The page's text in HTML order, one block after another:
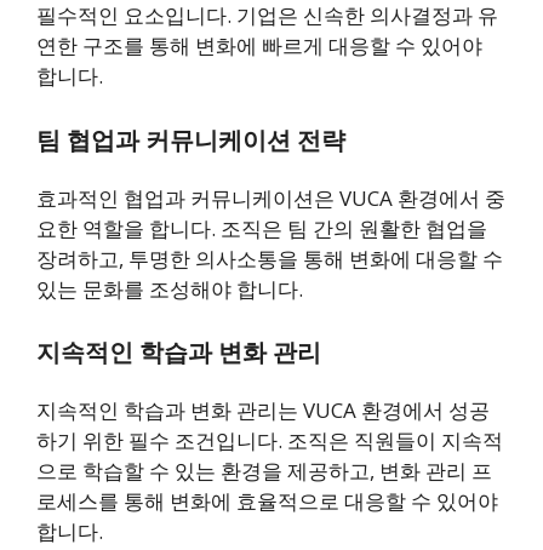
필수적인 요소입니다. 기업은 신속한 의사결정과 유
연한 구조를 통해 변화에 빠르게 대응할 수 있어야
합니다.
팀 협업과 커뮤니케이션 전략
효과적인 협업과 커뮤니케이션은 VUCA 환경에서 중
요한 역할을 합니다. 조직은 팀 간의 원활한 협업을
장려하고, 투명한 의사소통을 통해 변화에 대응할 수
있는 문화를 조성해야 합니다.
지속적인 학습과 변화 관리
지속적인 학습과 변화 관리는 VUCA 환경에서 성공
하기 위한 필수 조건입니다. 조직은 직원들이 지속적
으로 학습할 수 있는 환경을 제공하고, 변화 관리 프
로세스를 통해 변화에 효율적으로 대응할 수 있어야
합니다.